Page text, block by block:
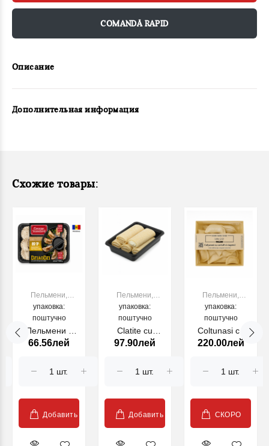
COMANDĂ RAPID
Описание
Дополнительная информация
Схожие товары:
Пельмени,
вареники,
папанаси
упаковка:
поштучно
Пельмени с
куриным
George
66.56лей
Добавить
Пельмени,
вареники,
папанаси
упаковка:
поштучно
Clatite cu
branza sarata
97.90лей
Добавить
Пельмени,
вареники,
папанаси
упаковка:
поштучно
Coltunasi cu
cartofi si
220.00лей
СКОРО